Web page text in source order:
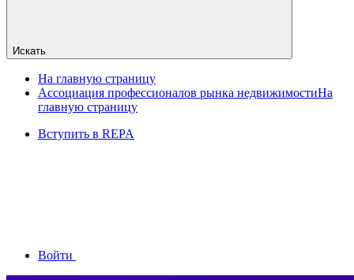
Искать
На главную страницу
Ассоциация профессионалов рынка недвижимостиНа
главную страницу
Вступить в REPA
Войти